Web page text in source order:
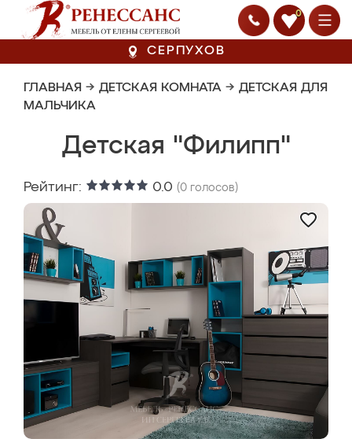
0
СЕРПУХОВ
ГЛАВНАЯ → ДЕТСКАЯ КОМНАТА → ДЕТСКАЯ ДЛЯ
МАЛЬЧИКА
Детская "Филипп"
Рейтинг: 0.0 (0 голосов)